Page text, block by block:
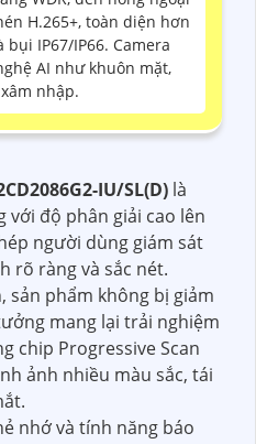
H.265+, toàn diện hơn
IP67/IP66. Camera
AI như khuôn mặt,
nhập.
IU/SL(D) là
độ phân giải cao lên
người dùng giám sát
rõ ràng và sắc nét.
sản phẩm không bị giảm
mang lại trải nghiệm
chip Progressive Scan
ảnh nhiều màu sắc, tái
nhớ và tính năng báo